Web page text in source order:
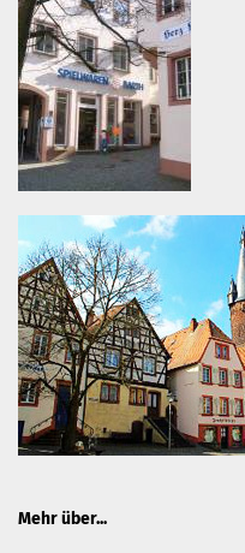
Mehr über...